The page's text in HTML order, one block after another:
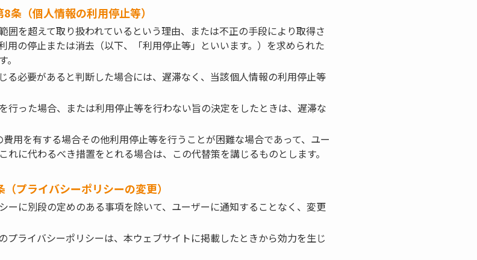
8条（個人情報の利用停止等）
囲を超えて取り扱われているという理由、または不正の手段により取得さ
用の停止または消去（以下、「利用停止等」といいます。）を求められた
る必要があると判断した場合には、遅滞なく、当該個人情報の利用停止等
行った場合、または利用停止等を行わない旨の決定をしたときは、遅滞な
用を有する場合その他利用停止等を行うことが困難な場合であって、ユー
に代わるべき措置をとれる場合は、この代替策を講じるものとします。
（プライバシーポリシーの変更）
ーに別段の定めのある事項を除いて、ユーザーに通知することなく、変更
プライバシーポリシーは、本ウェブサイトに掲載したときから効力を生じ